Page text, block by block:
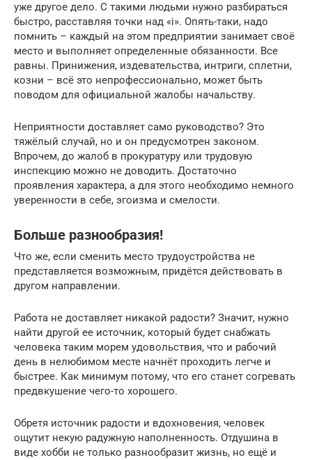
уже другое дело. С такими людьми нужно разбираться
быстро, расставляя точки над «i». Опять-таки, надо
помнить – каждый на этом предприятии занимает своё
место и выполняет определенные обязанности. Все
равны. Принижения, издевательства, интриги, сплетни,
козни – всё это непрофессионально, может быть
поводом для официальной жалобы начальству.
Неприятности доставляет само руководство? Это
тяжёлый случай, но и он предусмотрен законом.
Впрочем, до жалоб в прокуратуру или трудовую
инспекцию можно не доводить. Достаточно
проявления характера, а для этого необходимо немного
уверенности в себе, эгоизма и смелости.
Больше разнообразия!
Что же, если сменить место трудоустройства не
представляется возможным, придётся действовать в
другом направлении.
Работа не доставляет никакой радости? Значит, нужно
найти другой ее источник, который будет снабжать
человека таким морем удовольствия, что и рабочий
день в нелюбимом месте начнёт проходить легче и
быстрее. Как минимум потому, что его станет согревать
предвкушение чего-то хорошего.
Обретя источник радости и вдохновения, человек
ощутит некую радужную наполненность. Отдушина в
виде хобби не только разнообразит жизнь, но ещё и